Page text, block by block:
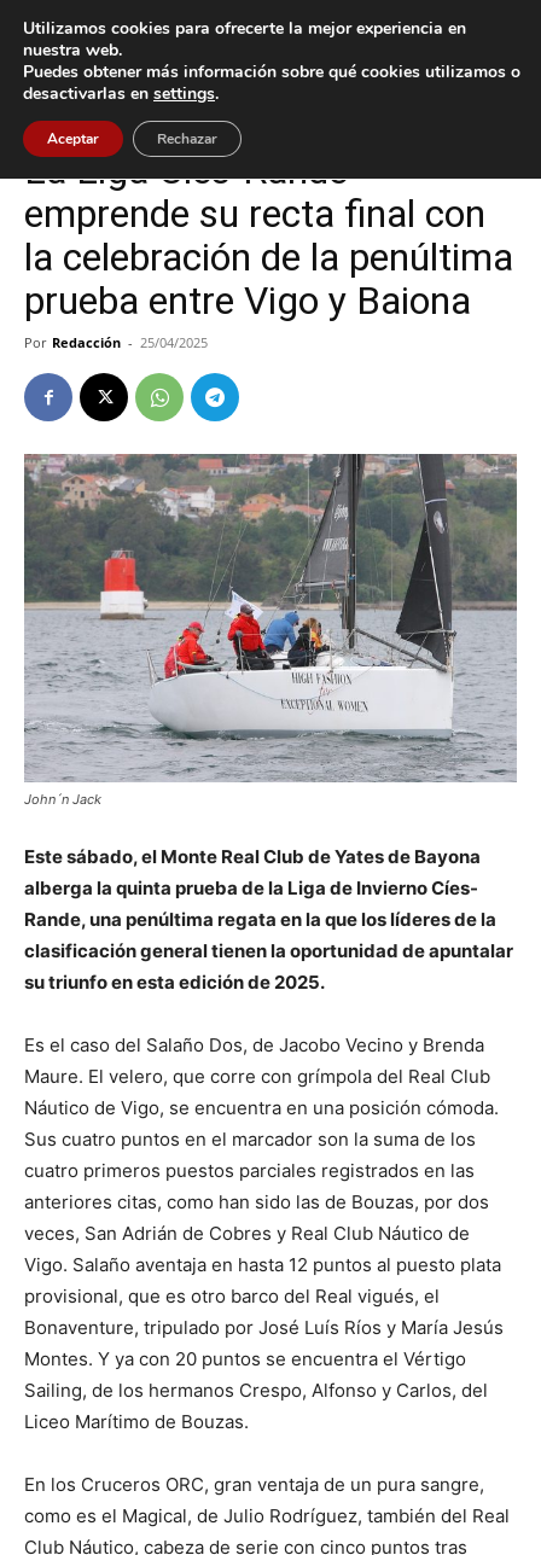
Inicio Baiona
Baiona Deportes
La Liga Cíes-Rande
emprende su recta final con
la celebración de la penúltima
prueba entre Vigo y Baiona
Por Redacción - 25/04/2025
John´n Jack
Este sábado, el Monte Real Club de Yates de Bayona
alberga la quinta prueba de la Liga de Invierno Cíes-
Rande, una penúltima regata en la que los líderes de la
clasificación general tienen la oportunidad de apuntalar
su triunfo en esta edición de 2025.
Es el caso del Salaño Dos, de Jacobo Vecino y Brenda
Maure. El velero, que corre con grímpola del Real Club
Náutico de Vigo, se encuentra en una posición cómoda.
Sus cuatro puntos en el marcador son la suma de los
cuatro primeros puestos parciales registrados en las
anteriores citas, como han sido las de Bouzas, por dos
veces, San Adrián de Cobres y Real Club Náutico de
Vigo. Salaño aventaja en hasta 12 puntos al puesto plata
provisional, que es otro barco del Real vigués, el
Bonaventure, tripulado por José Luís Ríos y María Jesús
Montes. Y ya con 20 puntos se encuentra el Vértigo
Sailing, de los hermanos Crespo, Alfonso y Carlos, del
Liceo Marítimo de Bouzas.
En los Cruceros ORC, gran ventaja de un pura sangre,
como es el Magical, de Julio Rodríguez, también del Real
Club Náutico, cabeza de serie con cinco puntos tras
Utilizamos cookies para ofrecerte la mejor experiencia en
nuestra web.
Puedes obtener más información sobre qué cookies utilizamos o
desactivarlas en settings.
Aceptar Rechazar